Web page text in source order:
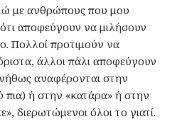
με ανθρώπους που μου
αποφεύγουν να μιλήσουν
Πολλοί προτιμούν να
άλλοι πάλι αποφεύγουν
αναφέρονται στην
πια) ή στην «κατάρα» ή στην
διερωτώμενοι όλοι το γιατί.